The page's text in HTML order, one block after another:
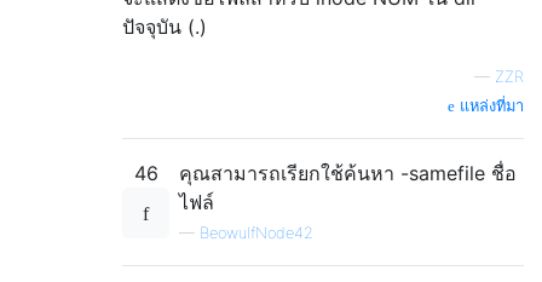
ปัจจุบัน (.)
— ZZR
แหล่งที่มา
46
คุณสามารถเรียกใช้ค้นหา -samefile ชื่อ
ไฟล์
— BeowulfNode42